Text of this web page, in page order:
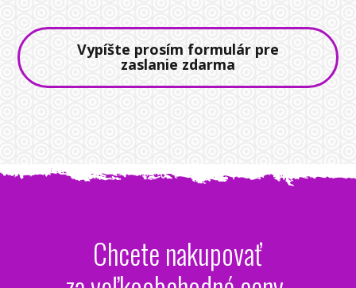
Vypíšte prosím formulár pre
zaslanie zdarma
Chcete nakupovať